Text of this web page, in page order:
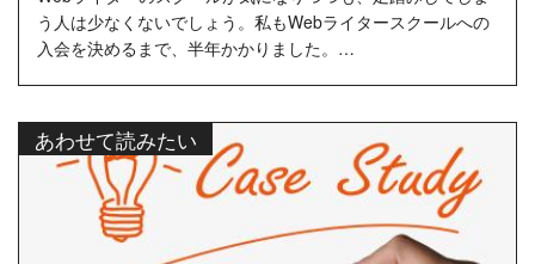
う人は少なくないでしょう。私もWebライタースクールへの
入会を決めるまで、半年かかりました。
あわせて読みたい